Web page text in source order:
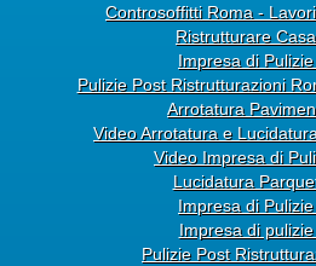
Controsoffitti Roma -
Ristrutturare
Impresa di
Pulizie Post Ristrutturazioni
Arrotatura
Video Arrotatura e
Video Impresa di
Lucidatura
Impresa di
Impresa di
Pulizie Post